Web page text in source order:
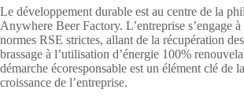
Le développement durable est au centre de la
Anywhere Beer Factory. L’entreprise s’engage à
normes RSE strictes, allant de la récupération
brassage à l’utilisation d’énergie 100%
démarche écoresponsable est un élément clé de
croissance de l’entreprise.